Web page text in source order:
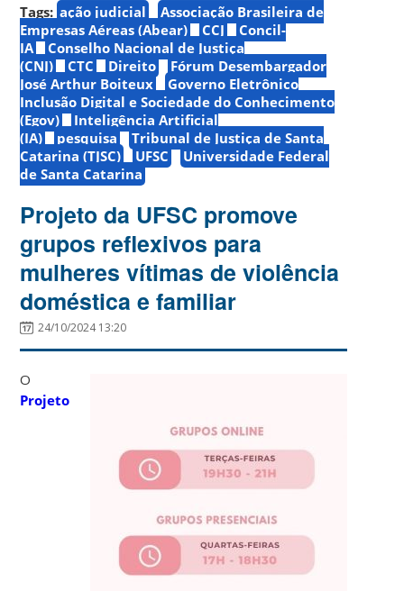
Tags: ação judicial
Associação Brasileira de
Empresas Aéreas (Abear)
CCJ
Concil-
IA
Conselho Nacional de Justiça
(CNJ)
CTC Direito
Fórum Desembargador
José Arthur Boiteux
Governo Eletrônico
Inclusão Digital e Sociedade do Conhecimento
(Egov)
Inteligência Artificial
(IA)
pesquisa
Tribunal de Justiça de Santa
Catarina (TJSC)
UFSC
Universidade Federal
de Santa Catarina
Projeto da UFSC promove
grupos reflexivos para
mulheres vítimas de violência
doméstica e familiar
24/10/2024 13:20
O
Projeto